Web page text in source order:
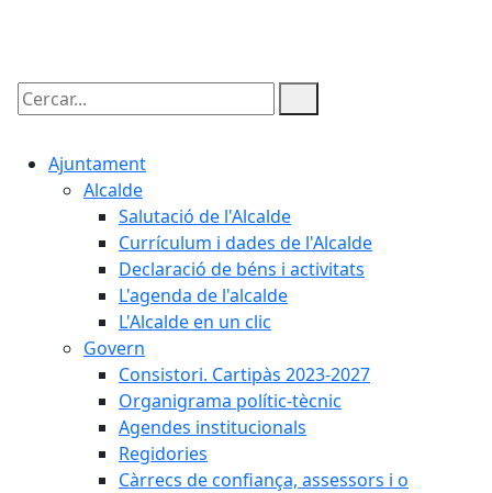
Cercar:
Ajuntament
Alcalde
Salutació de l'Alcalde
Currículum i dades de l'Alcalde
Declaració de béns i activitats
L'agenda de l'alcalde
L'Alcalde en un clic
Govern
Consistori. Cartipàs 2023-2027
Organigrama polític-tècnic
Agendes institucionals
Regidories
Càrrecs de confiança, assessors i o